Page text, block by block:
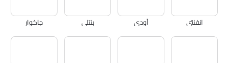
انفنتي أودي بنتلي جاكوار